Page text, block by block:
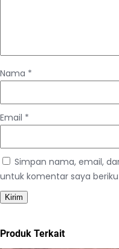
Nama *
Email *
Simpan nama, email,
untuk komentar saya
Produk Terkait